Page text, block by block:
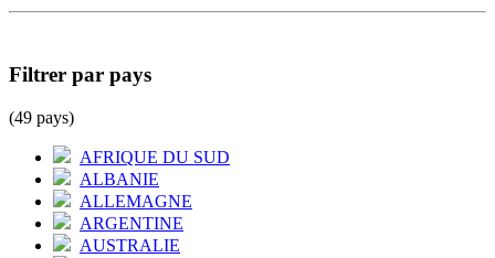
Filtrer par pays
(49 pays)
AFRIQUE DU SUD
ALBANIE
ALLEMAGNE
ARGENTINE
AUSTRALIE